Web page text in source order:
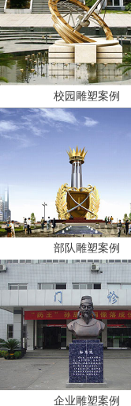
校园雕塑案例
部队雕塑案例
企业雕塑案例